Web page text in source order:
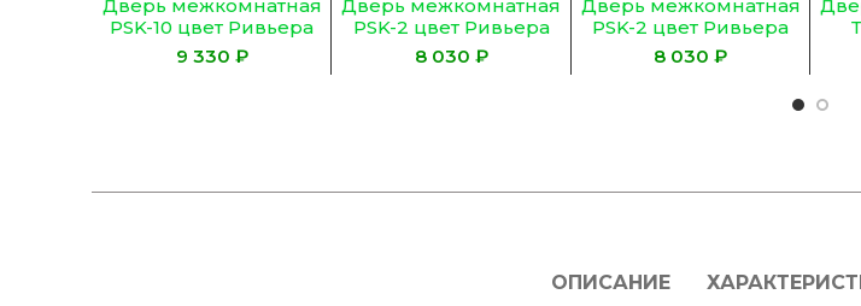
Дверь межкомнатная
PSK-10 цвет Ривьера
айс (Черный
лакобель)
₽
Дверь межкомнатная
PSK-2 цвет Ривьера
айс (Белый лакобель)
₽
Дверь межкомнатная
PSK-2 цвет Ривьера
айс (Черный
лакобель)
₽
ОПИСАНИЕ